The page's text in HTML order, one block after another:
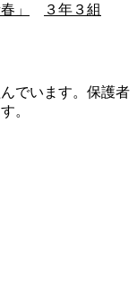
」
３年３組
でいます。保護者
。